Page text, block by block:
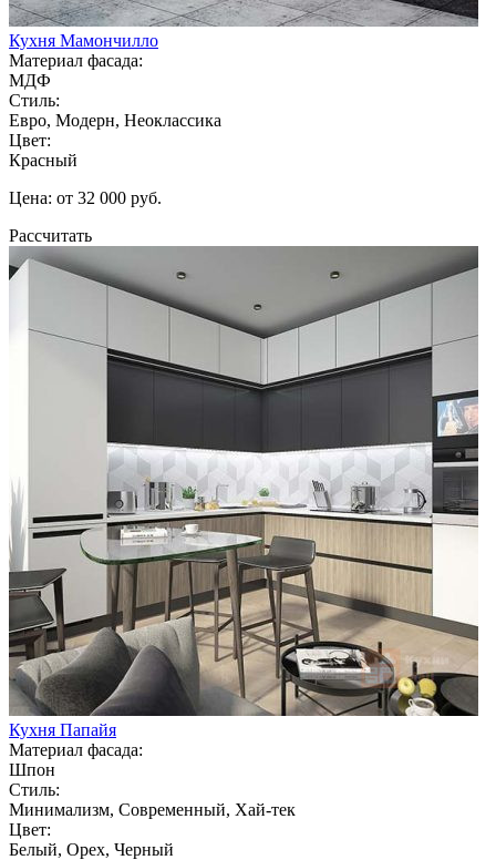
Кухня Мамончилло
Материал фасада:
МДФ
Стиль:
Евро, Модерн, Неоклассика
Цвет:
Красный
Цена: от 32 000 руб.
Рассчитать
Кухня Папайя
Материал фасада:
Шпон
Стиль:
Минимализм, Современный, Хай-тек
Цвет:
Белый, Орех, Черный